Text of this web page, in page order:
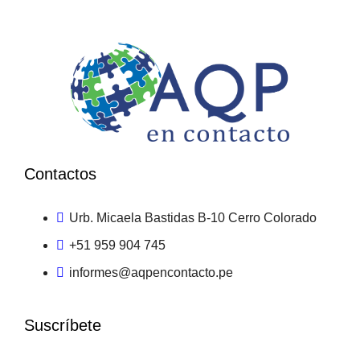
Contactos
Urb. Micaela Bastidas B-10 Cerro Colorado
+51 959 904 745
informes@aqpencontacto.pe
Suscríbete